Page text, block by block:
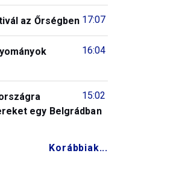
17:07
az Őrségben
16:04
15:02
egy Belgrádban
Korábbiak...